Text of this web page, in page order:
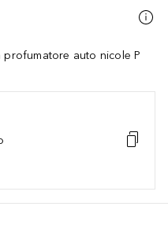
profumatore auto nicole P